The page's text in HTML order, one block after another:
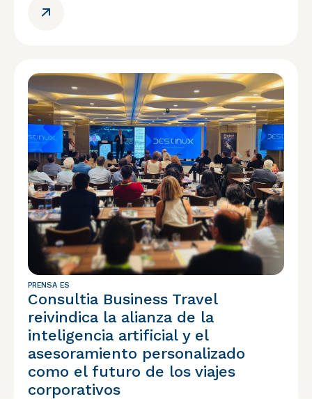
PRENSA ES
Consultia Business Travel
reivindica la alianza de la
inteligencia artificial y el
asesoramiento personalizado
como el futuro de los viajes
corporativos